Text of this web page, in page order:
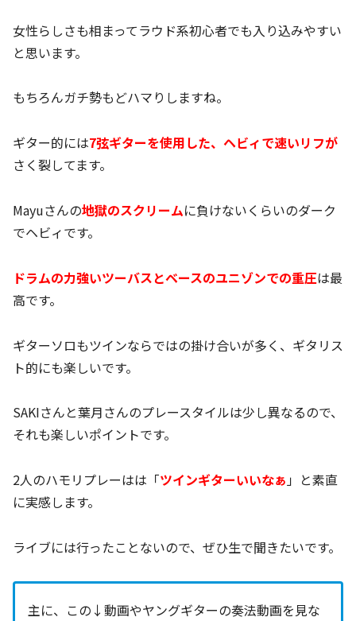
女性らしさも相まってラウド系初心者でも入り込みやすい
と思います。
もちろんガチ勢もどハマりしますね。
ギター的には7弦ギターを使用した、ヘビィで速いリフが
さく裂してます。
Mayuさんの地獄のスクリームに負けないくらいのダーク
でヘビィです。
ドラムの力強いツーバスとベースのユニゾンでの重圧は最
高です。
ギターソロもツインならではの掛け合いが多く、ギタリス
ト的にも楽しいです。
SAKIさんと葉月さんのプレースタイルは少し異なるので、
それも楽しいポイントです。
2人のハモリプレーはは「ツインギターいいなぁ」と素直
に実感します。
ライブには行ったことないので、ぜひ生で聞きたいです。
主に、この↓動画やヤングギターの奏法動画を見な